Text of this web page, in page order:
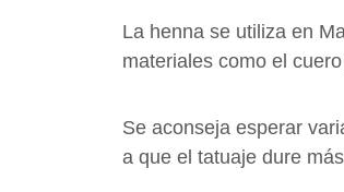
La henna se utiliza en
materiales como el
Se aconseja esperar
a que el tatuaje dure